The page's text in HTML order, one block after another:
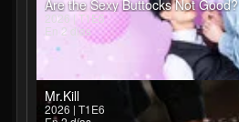
Are the Sexy Buttocks Not Good?
2026 | T1E6
En 2 días
Mr.Kill
2026 | T1E6